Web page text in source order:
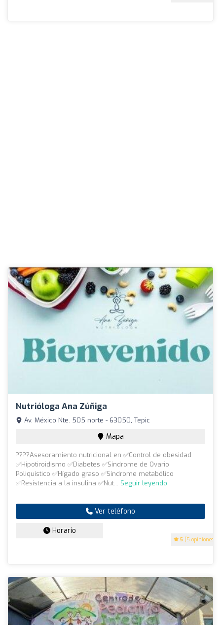
Nutrióloga Ana Zúñiga
5 (5 opiniones)
Av. México Nte. 505 norte - 63050, Tepic
Mapa
????Asesoramiento nutricional en ✅Control de obesidad
✅Hipotiroidismo ✅Diabetes ✅Síndrome de Ovario
Poliquístico ✅Hígado graso ✅Síndrome metabólico
✅Resistencia a la insulina ✅Nut... Seguir leyendo
Ver teléfono
Horario